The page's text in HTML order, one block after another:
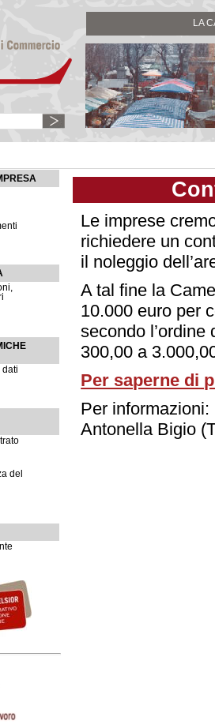
LA
dati
del
Le imprese
richiedere un
il noleggio
A tal fine la
10.000 euro per
secondo
300,00 a
Per saperne di
Per
Antonella Bigio